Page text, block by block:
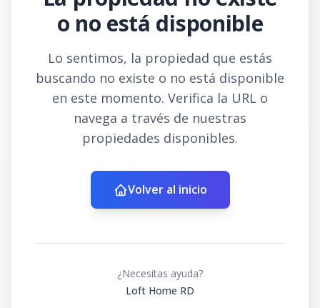
o no está disponible
Lo sentimos, la propiedad que estás
buscando no existe o no está disponible
en este momento. Verifica la URL o
navega a través de nuestras
propiedades disponibles.
Volver al inicio
¿Necesitas ayuda?
Loft Home RD